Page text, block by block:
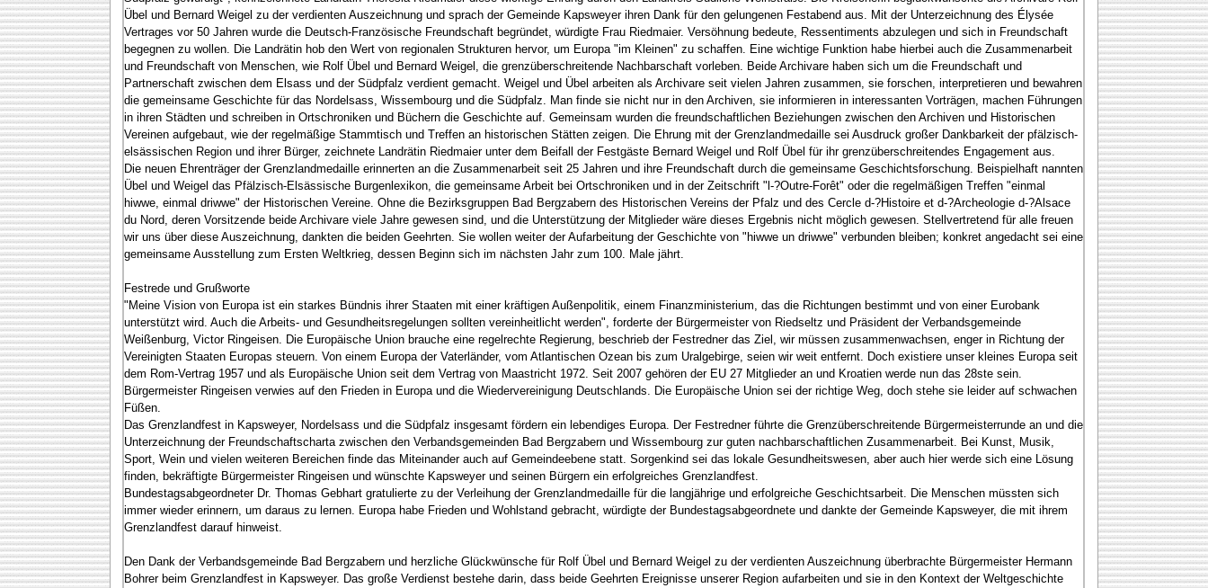
Übel und Bernard Weigel zu der verdienten Auszeichnung und sprach der Gemeinde Kapsweyer ihren Dank für den gelungenen Festabend aus. Mit der Unterzeichnung des Élysée
Vertrages vor 50 Jahren wurde die Deutsch-Französische Freundschaft begründet, würdigte Frau Riedmaier. Versöhnung bedeute, Ressentiments abzulegen und sich in Freundschaft
begegnen zu wollen. Die Landrätin hob den Wert von regionalen Strukturen hervor, um Europa "im Kleinen" zu schaffen. Eine wichtige Funktion habe hierbei auch die Zusammenarbeit
und Freundschaft von Menschen, wie Rolf Übel und Bernard Weigel, die grenzüberschreitende Nachbarschaft vorleben. Beide Archivare haben sich um die Freundschaft und
Partnerschaft zwischen dem Elsass und der Südpfalz verdient gemacht. Weigel und Übel arbeiten als Archivare seit vielen Jahren zusammen, sie forschen, interpretieren und bewahren
die gemeinsame Geschichte für das Nordelsass, Wissembourg und die Südpfalz. Man finde sie nicht nur in den Archiven, sie informieren in interessanten Vorträgen, machen Führungen
in ihren Städten und schreiben in Ortschroniken und Büchern die Geschichte auf. Gemeinsam wurden die freundschaftlichen Beziehungen zwischen den Archiven und Historischen
Vereinen aufgebaut, wie der regelmäßige Stammtisch und Treffen an historischen Stätten zeigen. Die Ehrung mit der Grenzlandmedaille sei Ausdruck großer Dankbarkeit der pfälzisch-
elsässischen Region und ihrer Bürger, zeichnete Landrätin Riedmaier unter dem Beifall der Festgäste Bernard Weigel und Rolf Übel für ihr grenzüberschreitendes Engagement aus.
Die neuen Ehrenträger der Grenzlandmedaille erinnerten an die Zusammenarbeit seit 25 Jahren und ihre Freundschaft durch die gemeinsame Geschichtsforschung. Beispielhaft nannten
Übel und Weigel das Pfälzisch-Elsässische Burgenlexikon, die gemeinsame Arbeit bei Ortschroniken und in der Zeitschrift "l-?Outre-Forêt" oder die regelmäßigen Treffen "einmal
hiwwe, einmal driwwe" der Historischen Vereine. Ohne die Bezirksgruppen Bad Bergzabern des Historischen Vereins der Pfalz und des Cercle d-?Histoire et d-?Archeologie d-?Alsace
du Nord, deren Vorsitzende beide Archivare viele Jahre gewesen sind, und die Unterstützung der Mitglieder wäre dieses Ergebnis nicht möglich gewesen. Stellvertretend für alle freuen
wir uns über diese Auszeichnung, dankten die beiden Geehrten. Sie wollen weiter der Aufarbeitung der Geschichte von "hiwwe un driwwe" verbunden bleiben; konkret angedacht sei eine
gemeinsame Ausstellung zum Ersten Weltkrieg, dessen Beginn sich im nächsten Jahr zum 100. Male jährt.
Festrede und Grußworte
"Meine Vision von Europa ist ein starkes Bündnis ihrer Staaten mit einer kräftigen Außenpolitik, einem Finanzministerium, das die Richtungen bestimmt und von einer Eurobank
unterstützt wird. Auch die Arbeits- und Gesundheitsregelungen sollten vereinheitlicht werden", forderte der Bürgermeister von Riedseltz und Präsident der Verbandsgemeinde
Weißenburg, Victor Ringeisen. Die Europäische Union brauche eine regelrechte Regierung, beschrieb der Festredner das Ziel, wir müssen zusammenwachsen, enger in Richtung der
Vereinigten Staaten Europas steuern. Von einem Europa der Vaterländer, vom Atlantischen Ozean bis zum Uralgebirge, seien wir weit entfernt. Doch existiere unser kleines Europa seit
dem Rom-Vertrag 1957 und als Europäische Union seit dem Vertrag von Maastricht 1972. Seit 2007 gehören der EU 27 Mitglieder an und Kroatien werde nun das 28ste sein.
Bürgermeister Ringeisen verwies auf den Frieden in Europa und die Wiedervereinigung Deutschlands. Die Europäische Union sei der richtige Weg, doch stehe sie leider auf schwachen
Füßen.
Das Grenzlandfest in Kapsweyer, Nordelsass und die Südpfalz insgesamt fördern ein lebendiges Europa. Der Festredner führte die Grenzüberschreitende Bürgermeisterrunde an und die
Unterzeichnung der Freundschaftscharta zwischen den Verbandsgemeinden Bad Bergzabern und Wissembourg zur guten nachbarschaftlichen Zusammenarbeit. Bei Kunst, Musik,
Sport, Wein und vielen weiteren Bereichen finde das Miteinander auch auf Gemeindeebene statt. Sorgenkind sei das lokale Gesundheitswesen, aber auch hier werde sich eine Lösung
finden, bekräftigte Bürgermeister Ringeisen und wünschte Kapsweyer und seinen Bürgern ein erfolgreiches Grenzlandfest.
Bundestagsabgeordneter Dr. Thomas Gebhart gratulierte zu der Verleihung der Grenzlandmedaille für die langjährige und erfolgreiche Geschichtsarbeit. Die Menschen müssten sich
immer wieder erinnern, um daraus zu lernen. Europa habe Frieden und Wohlstand gebracht, würdigte der Bundestagsabgeordnete und dankte der Gemeinde Kapsweyer, die mit ihrem
Grenzlandfest darauf hinweist.
Den Dank der Verbandsgemeinde Bad Bergzabern und herzliche Glückwünsche für Rolf Übel und Bernard Weigel zu der verdienten Auszeichnung überbrachte Bürgermeister Hermann
Bohrer beim Grenzlandfest in Kapsweyer. Das große Verdienst bestehe darin, dass beide Geehrten Ereignisse unserer Region aufarbeiten und sie in den Kontext der Weltgeschichte